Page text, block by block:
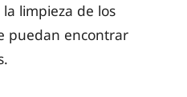
limpieza de los
puedan encontrar